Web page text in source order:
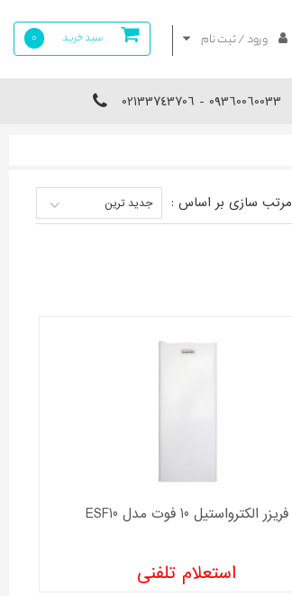
سبد خرید 0 ورود / ثبت نام
09360060033 - 02133743706
مرتب سازی بر اساس : جدید ترین
فریزر الکترواستیل 10 فوت مدل ESF10
استعلام تلفنی